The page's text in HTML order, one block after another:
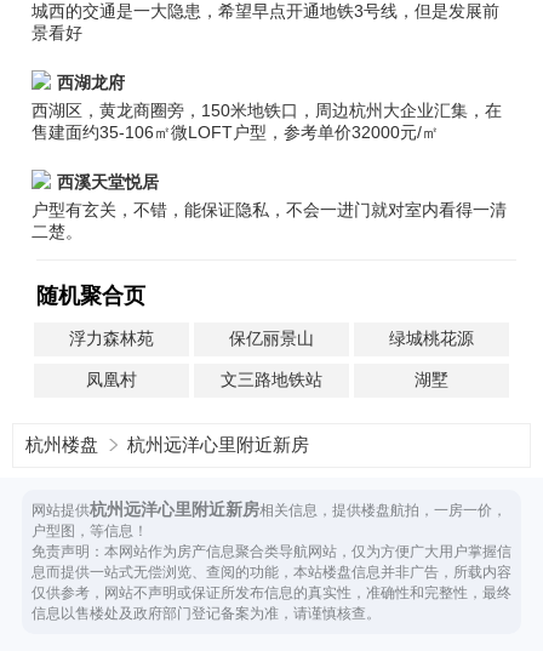
城西的交通是一大隐患，希望早点开通地铁3号线，但是发展前
景看好
西湖龙府
西湖区，黄龙商圈旁，150米地铁口，周边杭州大企业汇集，在
售建面约35-106㎡微LOFT户型，参考单价32000元/㎡
西溪天堂悦居
户型有玄关，不错，能保证隐私，不会一进门就对室内看得一清
二楚。
随机聚合页
浮力森林苑 保亿丽景山 绿城桃花源
凤凰村 文三路地铁站 湖墅
杭州楼盘 杭州远洋心里附近新房
网站提供杭州远洋心里附近新房相关信息，提供楼盘航拍，一房一价，
户型图，等信息！
免责声明：本网站作为房产信息聚合类导航网站，仅为方便广大用户掌握信
息而提供一站式无偿浏览、查阅的功能，本站楼盘信息并非广告，所载内容
仅供参考，网站不声明或保证所发布信息的真实性，准确性和完整性，最终
信息以售楼处及政府部门登记备案为准，请谨慎核查。